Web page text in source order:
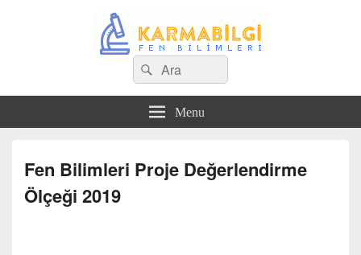
Search
for:
Ara
Menu
Fen Bilimleri Proje Değerlendirme
Ölçeği 2019